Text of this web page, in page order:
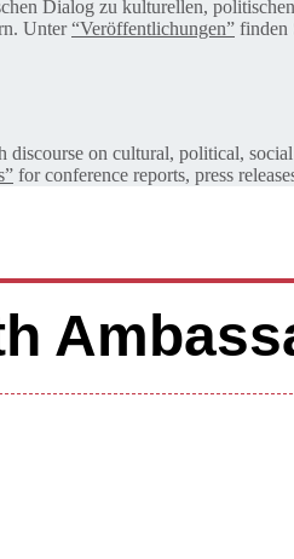
Dialog zu kulturellen,
Unter“Veröffentlichungen” finden
on cultural, political,
for conference reports, press